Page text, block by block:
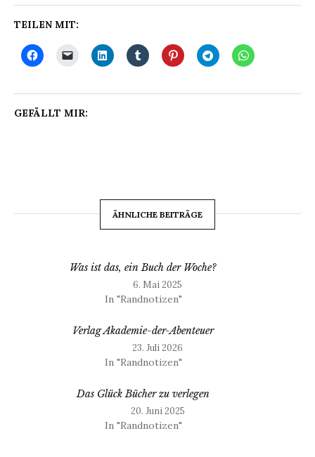
TEILEN MIT:
GEFÄLLT MIR:
ÄHNLICHE BEITRÄGE
Was ist das, ein Buch der Woche?
6. Mai 2025
In "Randnotizen"
Verlag Akademie-der-Abenteuer
23. Juli 2026
In "Randnotizen"
Das Glück Bücher zu verlegen
20. Juni 2025
In "Randnotizen"